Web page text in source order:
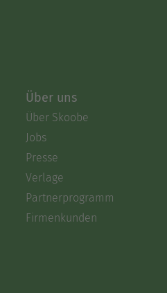
Über uns
Über Skoobe
Jobs
Presse
Verlage
Partnerprogramm
Firmenkunden